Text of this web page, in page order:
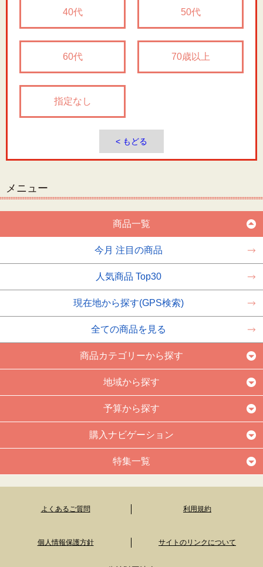
40代 50代
60代 70歳以上
指定なし
< もどる
メニュー
商品一覧
今月 注目の商品
人気商品 Top30
現在地から探す(GPS検索)
全ての商品を見る
商品カテゴリーから探す
地域から探す
予算から探す
購入ナビゲーション
特集一覧
よくあるご質問 利用規約
個人情報保護方針 サイトのリンクについて